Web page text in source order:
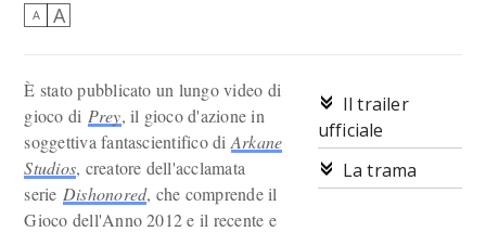
A A
Il trailer
ufficiale
La trama
È stato pubblicato un lungo video di
gioco di Prey, il gioco d'azione in
soggettiva fantascientifico di Arkane
Studios, creatore dell'acclamata
serie Dishonored, che comprende il
Gioco dell'Anno 2012 e il recente e